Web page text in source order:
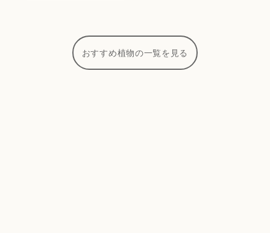
おすすめ植物の一覧を見る